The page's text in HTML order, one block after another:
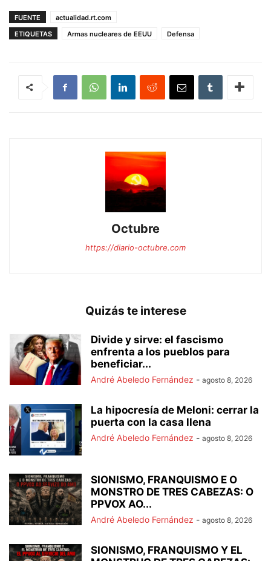
FUENTE
actualidad.rt.com
ETIQUETAS
Armas nucleares de EEUU Defensa
Octubre
https://diario-octubre.com
Quizás te interese
Divide y sirve: el fascismo
enfrenta a los pueblos para
beneficiar...
André Abeledo Fernández - agosto 8, 2026
La hipocresía de Meloni: cerrar la
puerta con la casa llena
André Abeledo Fernández - agosto 8, 2026
SIONISMO, FRANQUISMO E O
MONSTRO DE TRES CABEZAS: O
PPVOX AO...
André Abeledo Fernández - agosto 8, 2026
SIONISMO, FRANQUISMO Y EL